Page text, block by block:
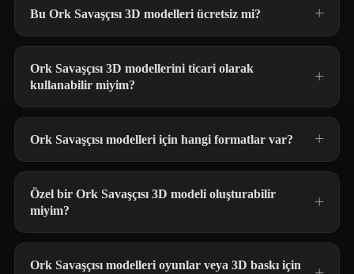
Bu Ork Savaşçısı 3D modelleri ücretsiz mi?
Ork Savaşçısı 3D modellerini ticari olarak
kullanabilir miyim?
Ork Savaşçısı modelleri için hangi formatlar var?
Özel bir Ork Savaşçısı 3D modeli oluşturabilir
miyim?
Ork Savaşçısı modelleri oyunlar veya 3D baskı için